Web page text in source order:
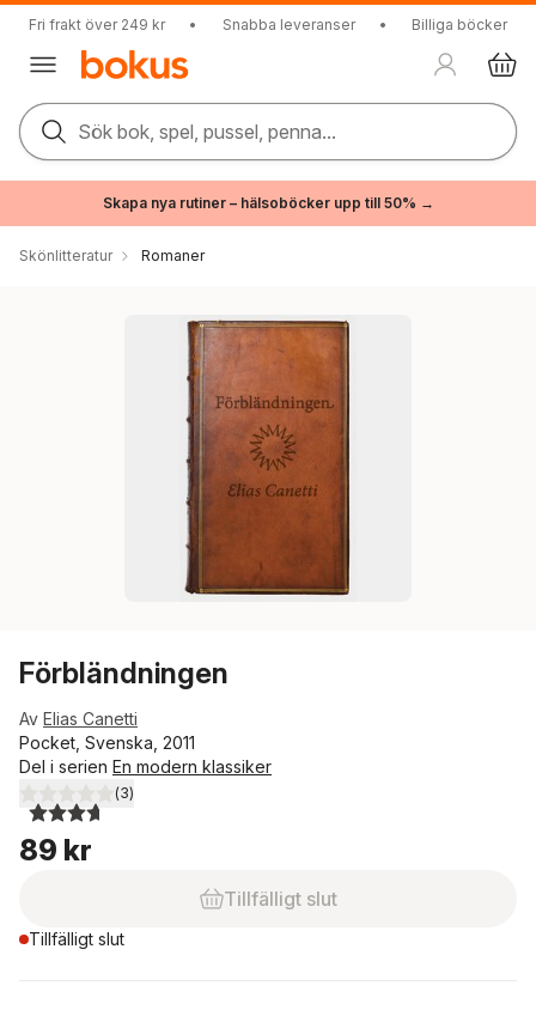
Fri frakt över 249 kr • Snabba leveranser • Billiga böcker
Sök bok, spel, pussel, penna...
Skapa nya rutiner – hälsoböcker upp till 50% →
Skönlitteratur Romaner
Förbländningen
Av Elias Canetti
Pocket, Svenska, 2011
Del i serien En modern klassiker
3,7utav 5 stjärnor. Totalt antal röster:
(3)
89 kr
Tillfälligt slut
Tillfälligt slut